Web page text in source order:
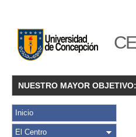
NUESTRO MAYOR
Inicio
El Centro